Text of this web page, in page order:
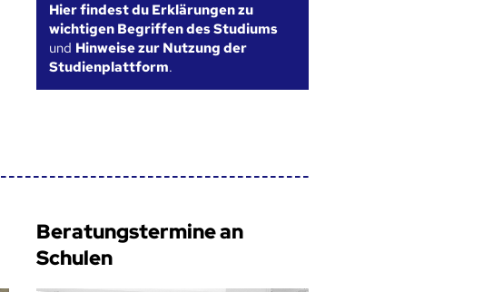
Hier findest du Erklärungen zu
wichtigen Begriffen des Studiums
und Hinweise zur Nutzung der
Studienplattform.
Beratungstermine an
Schulen